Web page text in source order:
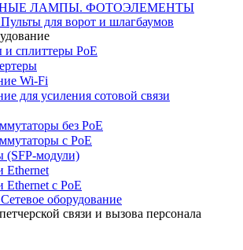
ЛАМПЫ. ФОТОЭЛЕМЕНТЫ
для ворот и шлагбаумов
сплиттеры РоЕ
Wi-Fi
для усиления сотовой связи
без РоЕ
с РоЕ
(SFP-модули)
Ethernet
Ethernet с PoE
оборудование
связи и вызова персонала